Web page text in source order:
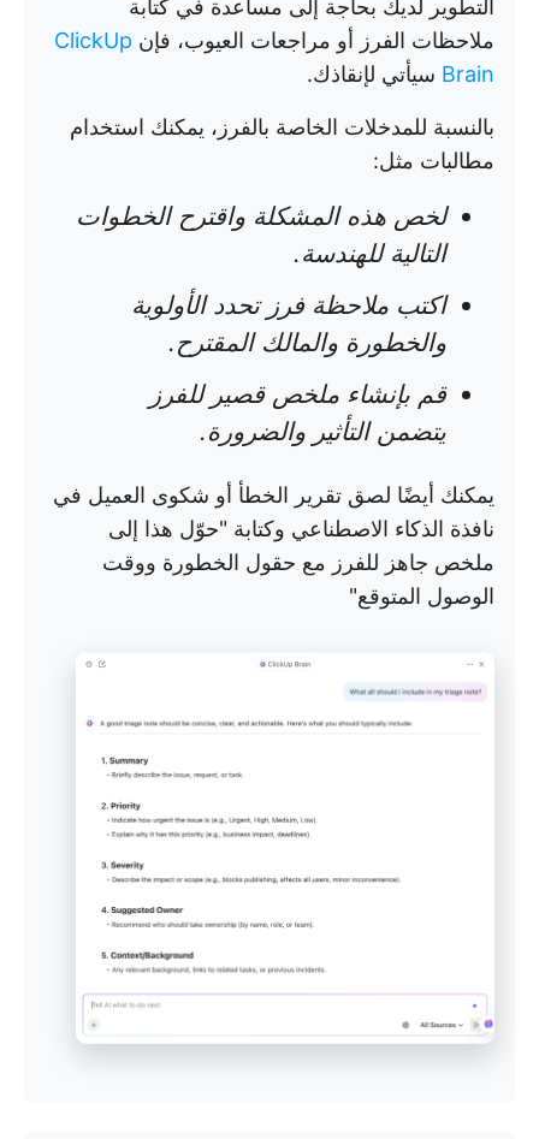
التطوير لديك بحاجة إلى مساعدة في كتابة
ملاحظات الفرز أو مراجعات العيوب، فإن ClickUp
Brain سيأتي لإنقاذك.
بالنسبة للمدخلات الخاصة بالفرز، يمكنك استخدام
مطالبات مثل:
لخص هذه المشكلة واقترح الخطوات
التالية للهندسة.
اكتب ملاحظة فرز تحدد الأولوية
والخطورة والمالك المقترح.
قم بإنشاء ملخص قصير للفرز
يتضمن التأثير والضرورة.
يمكنك أيضًا لصق تقرير الخطأ أو شكوى العميل في
نافذة الذكاء الاصطناعي وكتابة "حوّل هذا إلى
ملخص جاهز للفرز مع حقول الخطورة ووقت
الوصول المتوقع"